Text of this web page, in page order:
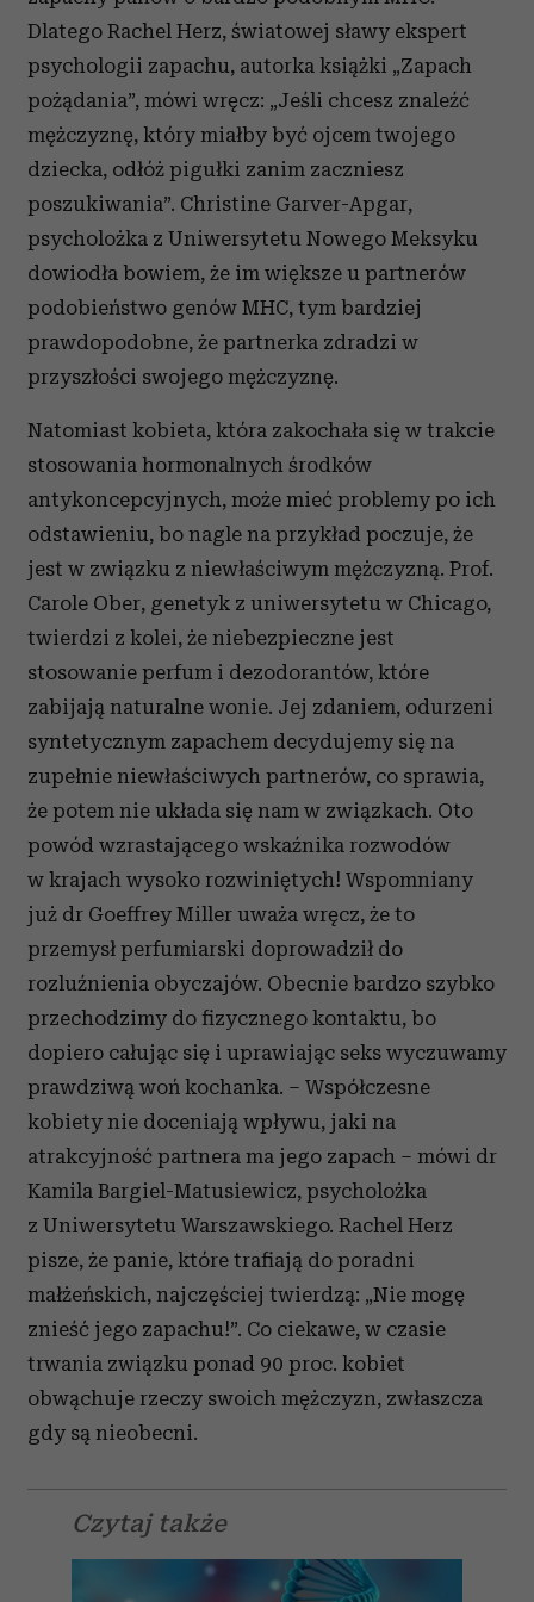
Dlatego Rachel Herz, światowej sławy ekspert
psychologii zapachu, autorka książki „Zapach
pożądania”, mówi wręcz: „Jeśli chcesz znaleźć
mężczyznę, który miałby być ojcem twojego
dziecka, odłóż pigułki zanim zaczniesz
poszukiwania”. Christine Garver-Apgar,
psycholożka z Uniwersytetu Nowego Meksyku
dowiodła bowiem, że im większe u partnerów
podobieństwo genów MHC, tym bardziej
prawdopodobne, że partnerka zdradzi w
przyszłości swojego mężczyznę.
Natomiast kobieta, która zakochała się w trakcie
stosowania hormonalnych środków
antykoncepcyjnych, może mieć problemy po ich
odstawieniu, bo nagle na przykład poczuje, że
jest w związku z niewłaściwym mężczyzną. Prof.
Carole Ober, genetyk z uniwersytetu w Chicago,
twierdzi z kolei, że niebezpieczne jest
stosowanie perfum i dezodorantów, które
zabijają naturalne wonie. Jej zdaniem, odurzeni
syntetycznym zapachem decydujemy się na
zupełnie niewłaściwych partnerów, co sprawia,
że potem nie układa się nam w związkach. Oto
powód wzrastającego wskaźnika rozwodów
w krajach wysoko rozwiniętych! Wspomniany
już dr Goeffrey Miller uważa wręcz, że to
przemysł perfumiarski doprowadził do
rozluźnienia obyczajów. Obecnie bardzo szybko
przechodzimy do fizycznego kontaktu, bo
dopiero całując się i uprawiając seks wyczuwamy
prawdziwą woń kochanka. – Współczesne
kobiety nie doceniają wpływu, jaki na
atrakcyjność partnera ma jego zapach – mówi dr
Kamila Bargiel-Matusiewicz, psycholożka
z Uniwersytetu Warszawskiego. Rachel Herz
pisze, że panie, które trafiają do poradni
małżeńskich, najczęściej twierdzą: „Nie mogę
znieść jego zapachu!”. Co ciekawe, w czasie
trwania związku ponad 90 proc. kobiet
obwąchuje rzeczy swoich mężczyzn, zwłaszcza
gdy są nieobecni.
Czytaj także